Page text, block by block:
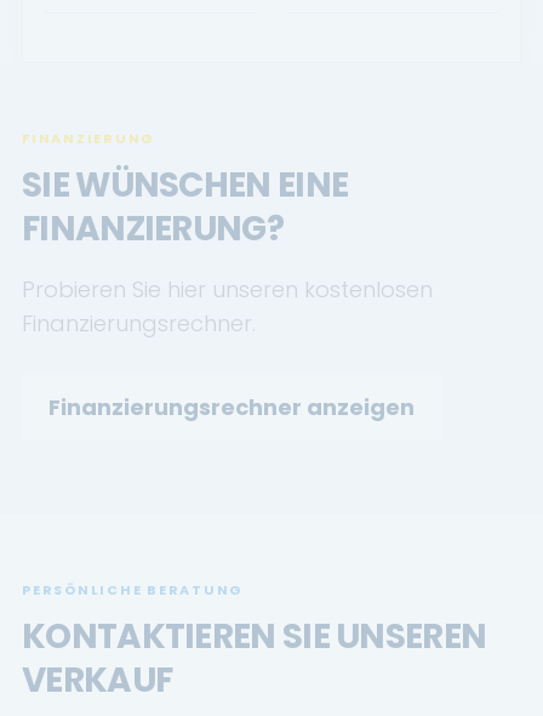
FINANZIERUNG
SIE WÜNSCHEN EINE
FINANZIERUNG?
Probieren Sie hier unseren kostenlosen
Finanzierungsrechner.
Finanzierungsrechner anzeigen
PERSÖNLICHE BERATUNG
KONTAKTIEREN SIE UNSEREN
VERKAUF